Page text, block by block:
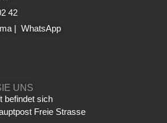
42
| WhatsApp
UNS
befindet sich
Freie Strasse